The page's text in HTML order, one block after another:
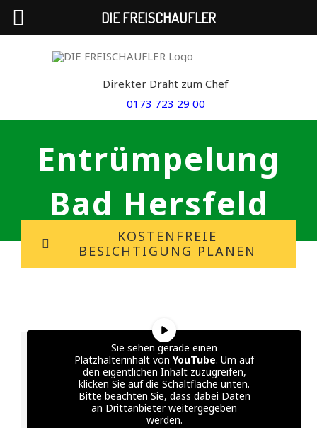
Direkter Draht zum Chef
0173 723 29 00
Entrümpelung
Bad Hersfeld
KOSTENFREIE
BESICHTIGUNG PLANEN
Sie sehen gerade einen
Platzhalterinhalt von YouTube. Um auf
den eigentlichen Inhalt zuzugreifen,
klicken Sie auf die Schaltfläche unten.
Bitte beachten Sie, dass dabei Daten
an Drittanbieter weitergegeben
werden.
DIE FREISCHAUFLER